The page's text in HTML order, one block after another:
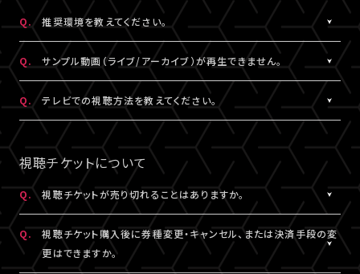
Q. 推奨環境を教えてください。
A. こちらより推奨環境をご確認ください。
Q. サンプル動画（ライブ/アーカイブ）が再生できません。
A. 推奨環境 をご確認ください。推奨環境でも再生できない場合はこち
らにお問い合わせください。
Q. テレビでの視聴方法を教えてください。
A. テレビでの視聴方法の⼀例を こちら
でご紹介しております。
テレビ視聴は、当サービスの推奨環境ではありません。
参考にされる際は、あくまで推奨環境ではないことをご理解・ご了
承のうえ、事前にテスト視聴をお試しください。
※テレビでのご視聴中に生じた不具合に関しては、当サービスは
一切の責任を負いかねます。
※テレビ等での視聴をご希望の場合は、サンプル動画視聴ページ
視聴チケットについて
Q. 視聴チケットが売り切れることはありますか。
原則、視聴チケットの売り切れはございません。ただし公演・券種に
よっては枚数に限りがある場合がございます。
詳細はチケット販売ページでご確認ください。
Q.
視聴チケット購入後に券種変更・キャンセル、または決済手段の変
更はできますか。